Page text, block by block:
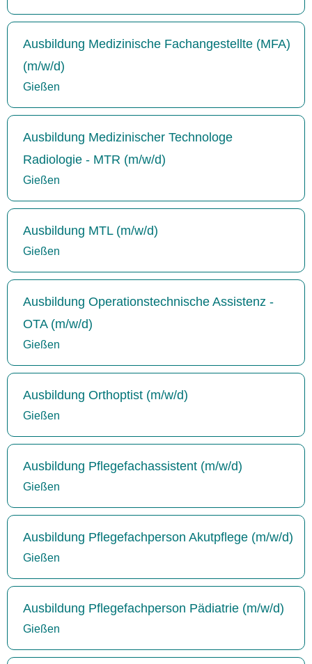
Ausbildung Medizinische Fachangestellte (MFA)
(m/w/d)
Gießen
Ausbildung Medizinischer Technologe
Radiologie - MTR (m/w/d)
Gießen
Ausbildung MTL (m/w/d)
Gießen
Ausbildung Operationstechnische Assistenz -
OTA (m/w/d)
Gießen
Ausbildung Orthoptist (m/w/d)
Gießen
Ausbildung Pflegefachassistent (m/w/d)
Gießen
Ausbildung Pflegefachperson Akutpflege (m/w/d)
Gießen
Ausbildung Pflegefachperson Pädiatrie (m/w/d)
Gießen